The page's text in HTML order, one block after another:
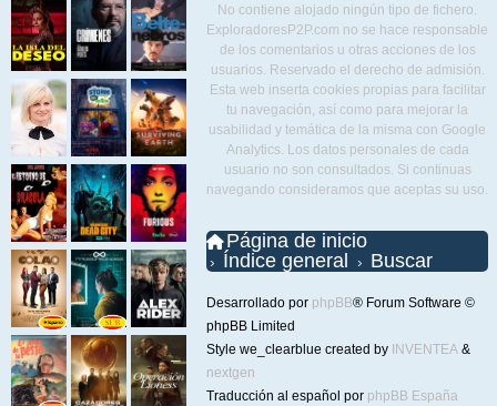
No contiene alojado ningún tipo de fichero.
ExploradoresP2P.com no se hace responsable
de los comentarios u otras acciones de los
usuarios. Reservado el derecho de admisión.
Esta web inserta cookies propias para facilitar
tu navegación, así como para mejorar la
usabilidad y temática de la misma con Google
Analytics. Los datos personales de cada
usuario no son consultados. Si continuas
navegando consideramos que aceptas su uso.
Página de inicio
Índice general
Buscar
Desarrollado por phpBB® Forum Software ©
phpBB Limited
Style we_clearblue created by INVENTEA &
nextgen
Traducción al español por phpBB España